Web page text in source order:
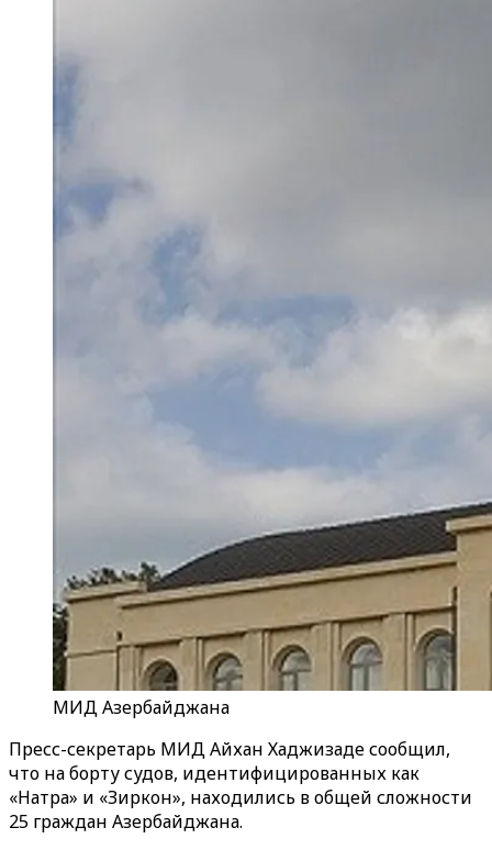
МИД Азербайджана
Пресс-секретарь МИД Айхан Хаджизаде сообщил,
что на борту судов, идентифицированных как
«Натра» и «Зиркон», находились в общей сложности
25 граждан Азербайджана.